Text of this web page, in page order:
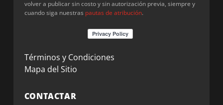
volver a publicar sin costo y sin autorización previa, siempre y
cuando siga nuestras pautas de atribución.
Términos y Condiciones
Mapa del Sitio
CONTACTAR